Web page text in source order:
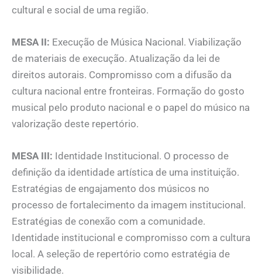
cultural e social de uma região.
MESA II: Execução de Música Nacional. Viabilização
de materiais de execução. Atualização da lei de
direitos autorais. Compromisso com a difusão da
cultura nacional entre fronteiras. Formação do gosto
musical pelo produto nacional e o papel do músico na
valorização deste repertório.
MESA III: Identidade Institucional. O processo de
definição da identidade artística de uma instituição.
Estratégias de engajamento dos músicos no
processo de fortalecimento da imagem institucional.
Estratégias de conexão com a comunidade.
Identidade institucional e compromisso com a cultura
local. A seleção de repertório como estratégia de
visibilidade.